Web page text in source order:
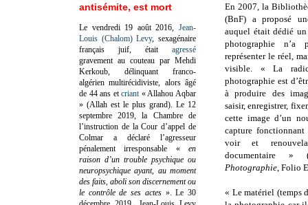
En 2007, la
(BnF) a proposé
auquel était dédié
photographie
représenter le réel,
visible. « La
photographie est
à produire des
saisir, enregistrer,
cette image d’un
capture
voir et
documentaire
Photographie, Folio
« Le matériel (temps
antisémite, est mort
Le vendredi 19 août 2016, Jean-
Louis (Chalom) Levy, sexagénaire
français juif, était agressé
gravement au couteau par Mehdi
Kerkoub, délinquant franco-
algérien multirécidiviste, alors âgé
de 44 ans etcriant « Allahou Aqbar
» (Allah est le plus grand). Le 12
septembre 2019, la Chambre de
l’instruction de la Cour d’appel de
Colmar a déclaré l’agresseur
pénalement irresponsable «en
raison d’un trouble psychique ou
neuropsychique ayant, au moment
des faits, aboli son discernement ou
le contrôle de ses actes». Le 30